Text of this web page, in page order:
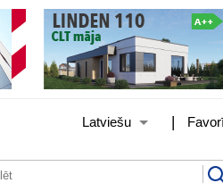
|
Latviešu